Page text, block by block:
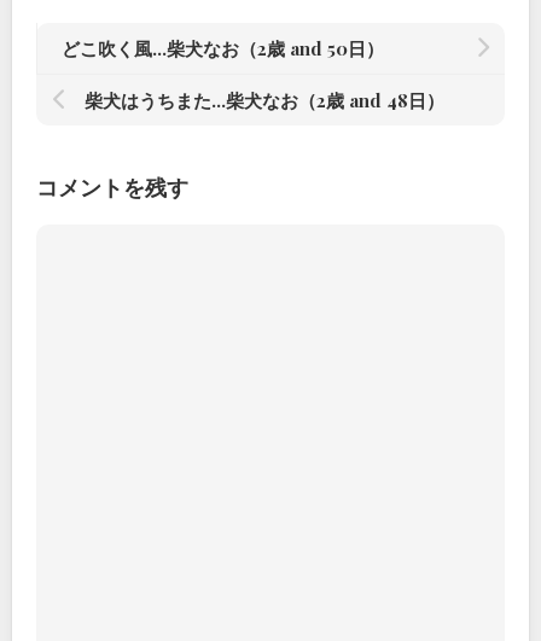
どこ吹く風…柴犬なお（2歳 and 50日）
柴犬はうちまた…柴犬なお（2歳 and 48日）
コメントを残す